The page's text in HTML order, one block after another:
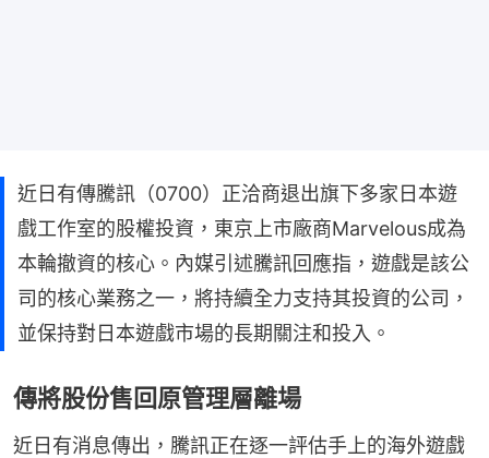
近日有傳騰訊（0700）正洽商退出旗下多家日本遊
戲工作室的股權投資，東京上市廠商Marvelous成為
本輪撤資的核心。內媒引述騰訊回應指，遊戲是該公
司的核心業務之一，將持續全力支持其投資的公司，
並保持對日本遊戲市場的長期關注和投入。
傳將股份售回原管理層離場
近日有消息傳出，騰訊正在逐一評估手上的海外遊戲